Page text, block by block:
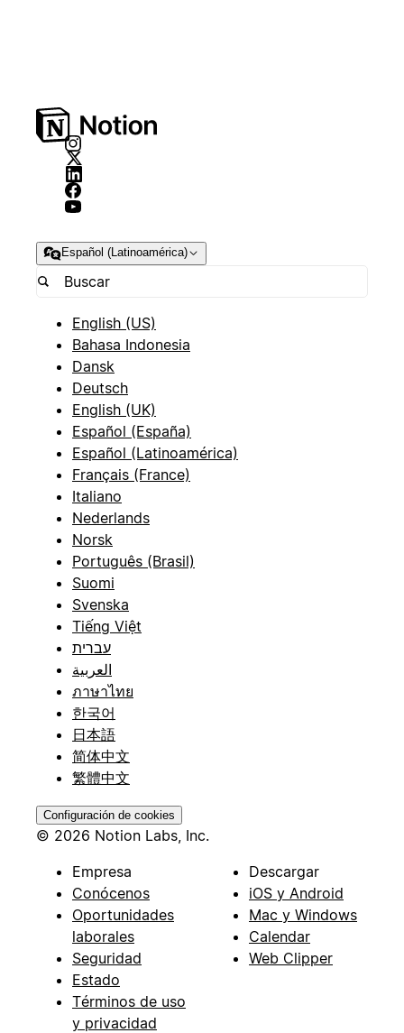
Español (Latinoamérica)
English (US)
Bahasa Indonesia
Dansk
Deutsch
English (UK)
Español (España)
Español (Latinoamérica)
Français (France)
Italiano
Nederlands
Norsk
Português (Brasil)
Suomi
Svenska
Tiếng Việt
עברית
العربية
ภาษาไทย
한국어
日本語
简体中文
繁體中文
Configuración de cookies
© 2026 Notion Labs, Inc.
Empresa
Conócenos
Oportunidades
laborales
Seguridad
Estado
Términos de uso
y privacidad
Descargar
iOS y Android
Mac y Windows
Calendar
Web Clipper